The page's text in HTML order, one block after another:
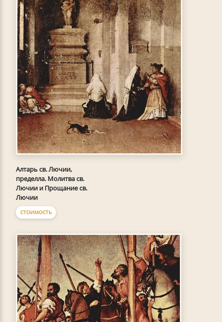
Алтарь св. Лючии,
пределла. Молитва св.
Лючии и Прощание св.
Лючии
СТОИМОСТЬ